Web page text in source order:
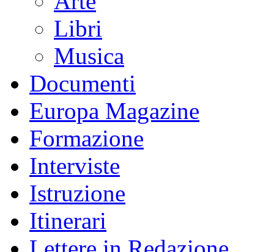
Libri
Musica
Documenti
Europa Magazine
Formazione
Interviste
Istruzione
Itinerari